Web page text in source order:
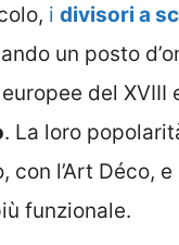
i divisori a
un posto
del XVIII
. La loro
l’Art Déco,
funzionale.